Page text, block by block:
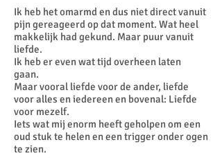
Ik heb het omarmd en dus niet direct vanuit
pijn gereageerd op dat moment. Wat heel
makkelijk had gekund. Maar puur vanuit
liefde.
Ik heb er even wat tijd overheen laten
gaan.
Maar vooral liefde voor de ander, liefde
voor alles en iedereen en bovenal: Liefde
voor mezelf.
Iets wat mij enorm heeft geholpen om een
oud stuk te helen en een trigger onder ogen
te zien.